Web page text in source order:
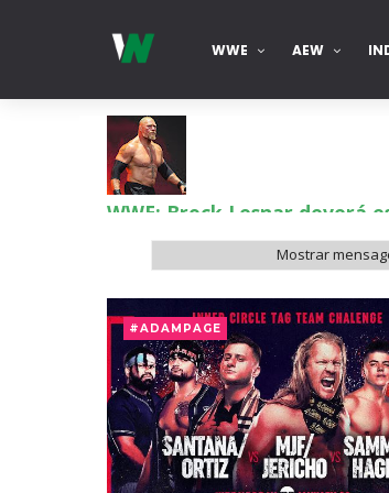
WWE AEW
WWE: Brock Lesnar deverá
SCSA867-Aug 07 2026
WWE: Netflix censura
SCSA867-Aug 07 2026
Estreia no Main Roster à
SCSA867-Aug 07 2026
Mostrar
#ADAMPAGE